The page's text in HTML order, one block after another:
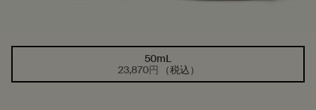
選択済み
50mL
23,870円
（税込）
, 1/1